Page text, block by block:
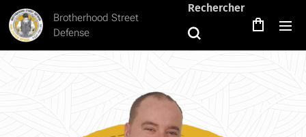
Brotherhood Street
Defense
Rechercher